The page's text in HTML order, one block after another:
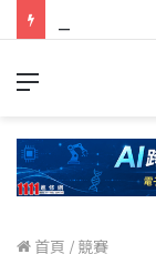
首頁 / 競賽